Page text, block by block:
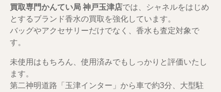
買取専門かんてい局 神戸玉津店では、シャネルをはじめ
とするブランド香水の買取を強化しています。
バッグやアクセサリーだけでなく、香水も査定対象で
す。
未使用はもちろん、使用済みでもしっかりと評価いたし
ます。
第二神明道路「玉津インター」から車で約3分、大型駐